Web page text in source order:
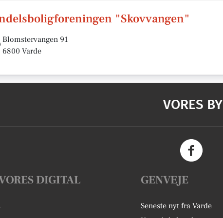
"Skovvangen"
Blomstervangen 91
6800 Varde
VORES BY
DIGITAL GENVEJE
Seneste nyt fra Varde